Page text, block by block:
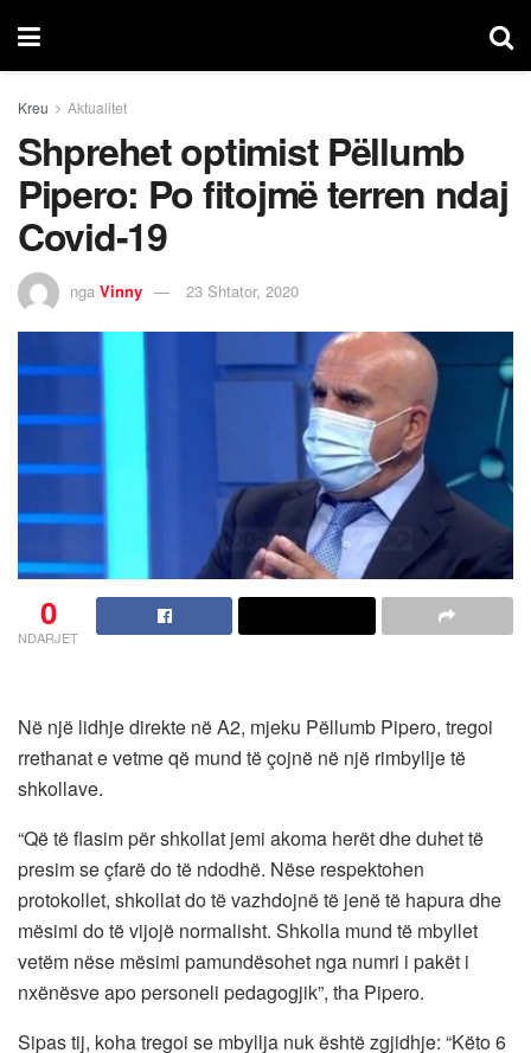
Kreu Aktualitet
Shprehet optimist Pëllumb
Pipero: Po fitojmë terren ndaj
Covid-19
nga Vinny 23 Shtator, 2020
0
NDARJET
Në një lidhje direkte në A2, mjeku Pëllumb Pipero, tregoi
rrethanat e vetme që mund të çojnë në një rimbyllje të
shkollave.
“Që të flasim për shkollat jemi akoma herët dhe duhet të
presim se çfarë do të ndodhë. Nëse respektohen
protokollet, shkollat do të vazhdojnë të jenë të hapura dhe
mësimi do të vijojë normalisht. Shkolla mund të mbyllet
vetëm nëse mësimi pamundësohet nga numri i pakët i
nxënësve apo personeli pedagogjik”, tha Pipero.
Sipas tij, koha tregoi se mbyllja nuk është zgjidhje: “Këto 6